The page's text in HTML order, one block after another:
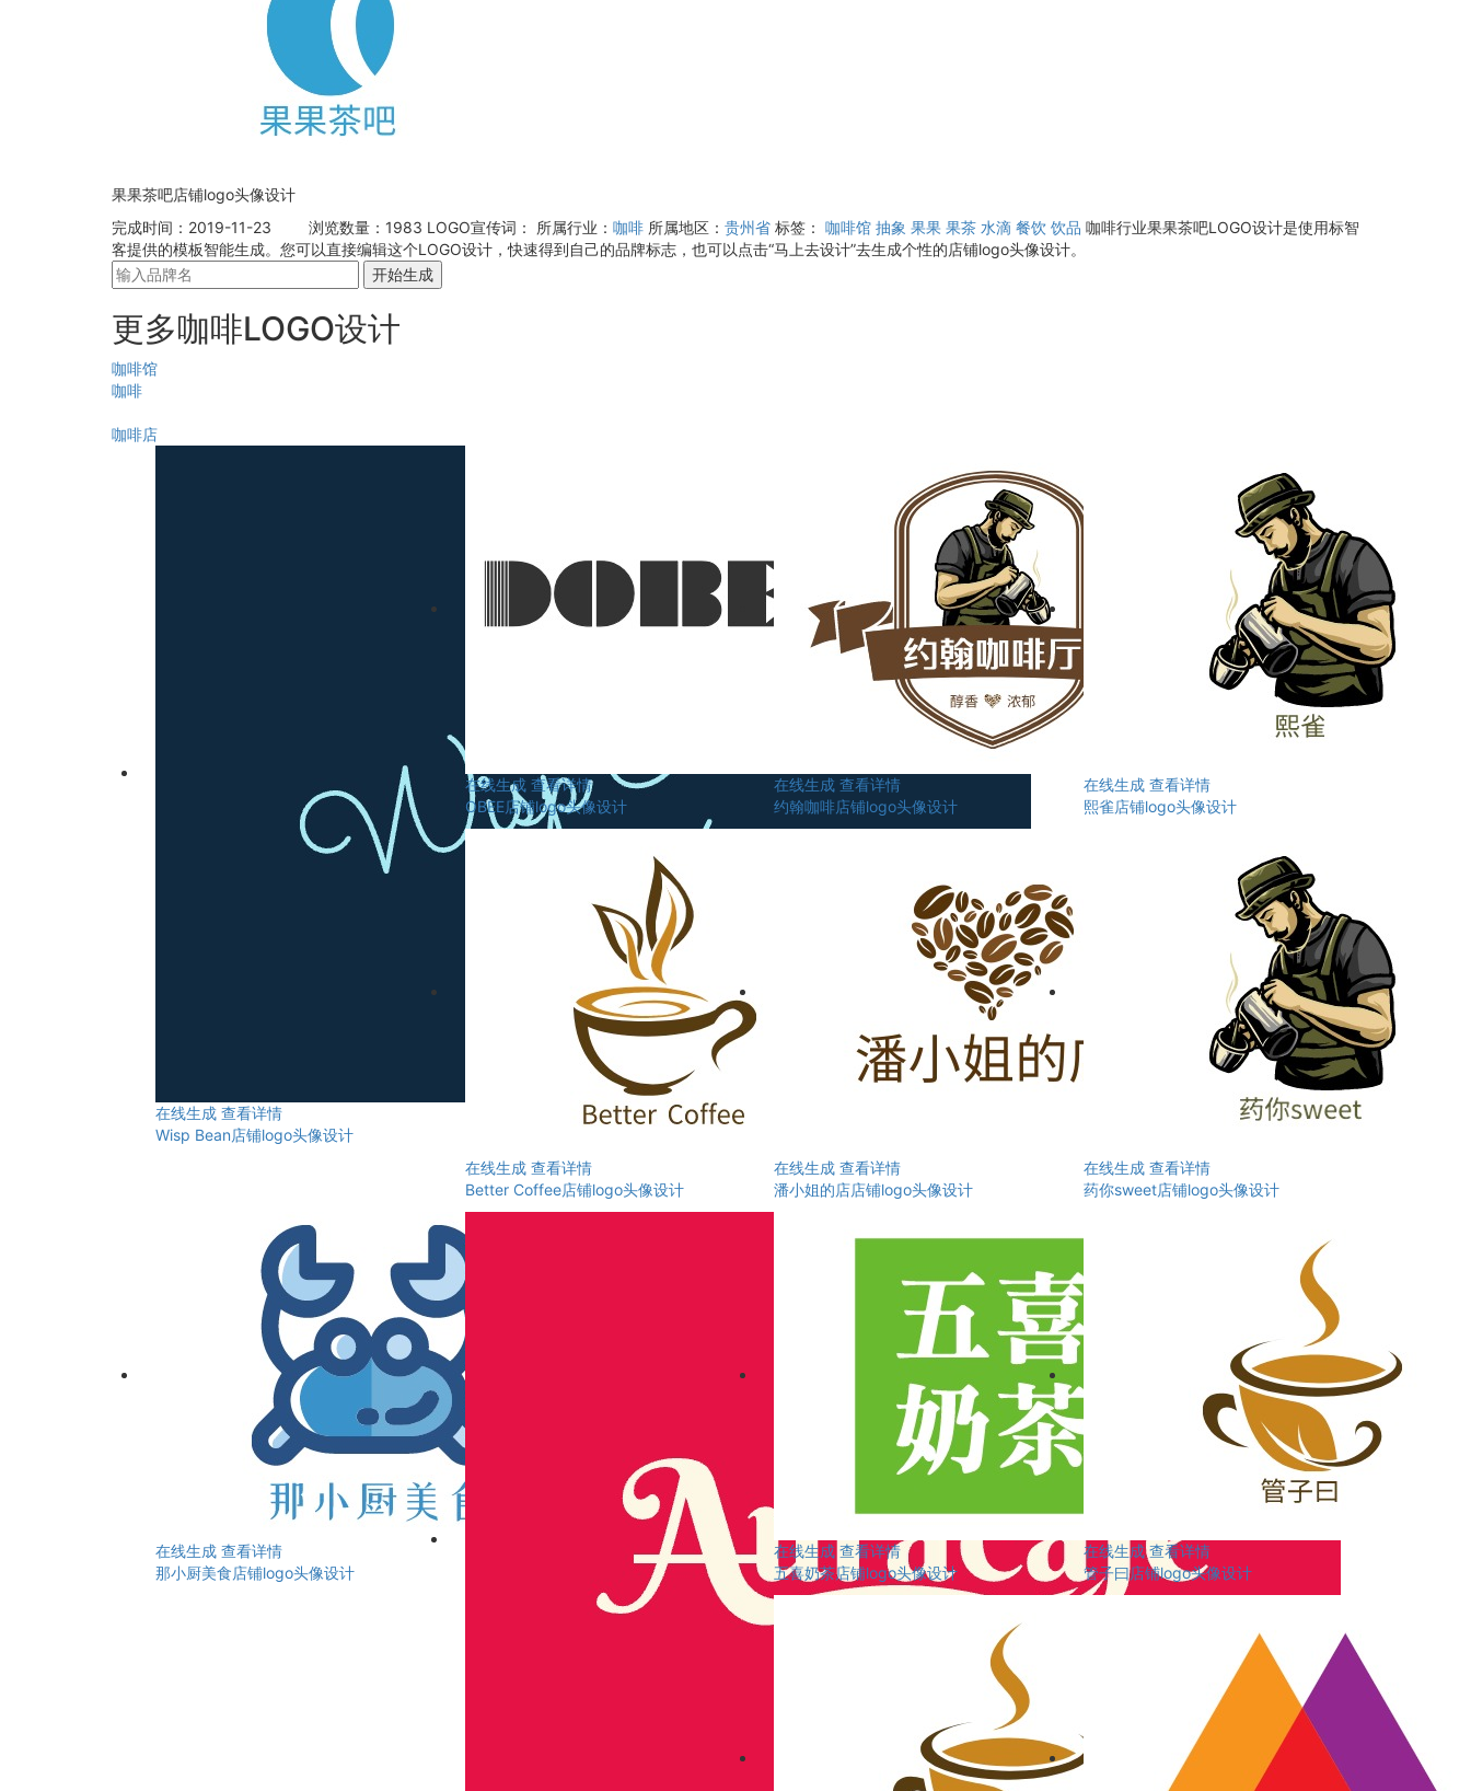
果果茶吧店铺logo头像设计
完成时间：2019-11-23
浏览数量：1983 LOGO宣传词： 所属行业： 咖啡 所属地区： 贵州省 标签： 咖啡馆 抽象 果果 果茶 水滴 餐饮 饮品 咖啡行业果果茶吧LOGO设计是使用标智
客提供的模板智能生成。您可以直接编辑这个LOGO设计，快速得到自己的品牌标志，也可以点击“马上去设计”去生成个性的店铺logo头像设计。
开始生成
更多咖啡LOGO设计
咖啡馆
咖啡
咖啡店
在线生成 查看详情
Wisp Bean店铺logo头像设计
在线生成 查看详情
OBEE店铺logo头像设计
在线生成 查看详情
约翰咖啡店铺logo头像设计
在线生成 查看详情
熙雀店铺logo头像设计
在线生成 查看详情
Better Coffee店铺logo头像设计
在线生成 查看详情
潘小姐的店店铺logo头像设计
在线生成 查看详情
药你sweet店铺logo头像设计
在线生成 查看详情
那小厨美食店铺logo头像设计
在线生成 查看详情
五喜奶茶店铺logo头像设计
在线生成 查看详情
管子曰店铺logo头像设计